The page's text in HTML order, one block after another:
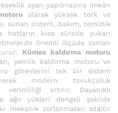
ayarı yapılmasına imkân
olarak yüksek tork ve
sunan sistem, bakım, temizlik
hatların kısa sürede yukarı
önemli ölçüde zaman
Kümes kaldırma motoru
yemlik kaldırma motoru ve
görevlerini tek bir sistem
modern tavukçuluk
verimliliği artırır. Dayanıklı
ağır yükleri dengeli şekilde
mekanik zorlanmaları azaltır